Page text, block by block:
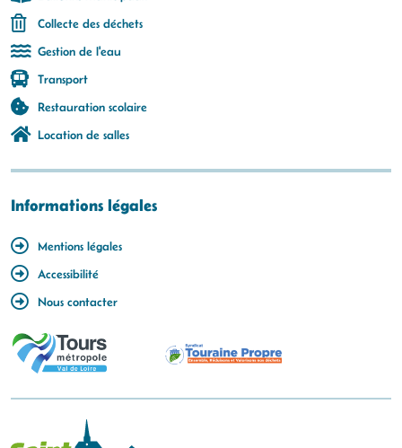
Collecte des déchets
Gestion de l'eau
Transport
Restauration scolaire
Location de salles
Informations légales
Mentions légales
Accessibilité
Nous contacter